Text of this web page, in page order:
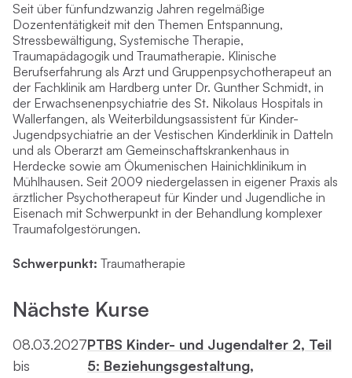
Seit über fünfundzwanzig Jahren regelmäßige
Dozententätigkeit mit den Themen Entspannung,
Stressbewältigung, Systemische Therapie,
Traumapädagogik und Traumatherapie. Klinische
Berufserfahrung als Arzt und Gruppenpsychotherapeut an
der Fachklinik am Hardberg unter Dr. Gunther Schmidt, in
der Erwachsenenpsychiatrie des St. Nikolaus Hospitals in
Wallerfangen, als Weiterbildungsassistent für Kinder-
Jugendpsychiatrie an der Vestischen Kinderklinik in Datteln
und als Oberarzt am Gemeinschaftskrankenhaus in
Herdecke sowie am Ökumenischen Hainichklinikum in
Mühlhausen. Seit 2009 niedergelassen in eigener Praxis als
ärztlicher Psychotherapeut für Kinder und Jugendliche in
Eisenach mit Schwerpunkt in der Behandlung komplexer
Traumafolgestörungen.
Schwerpunkt: Traumatherapie
Nächste Kurse
08.03.2027
bis
PTBS Kinder- und Jugendalter 2, Teil
5: Beziehungsgestaltung,